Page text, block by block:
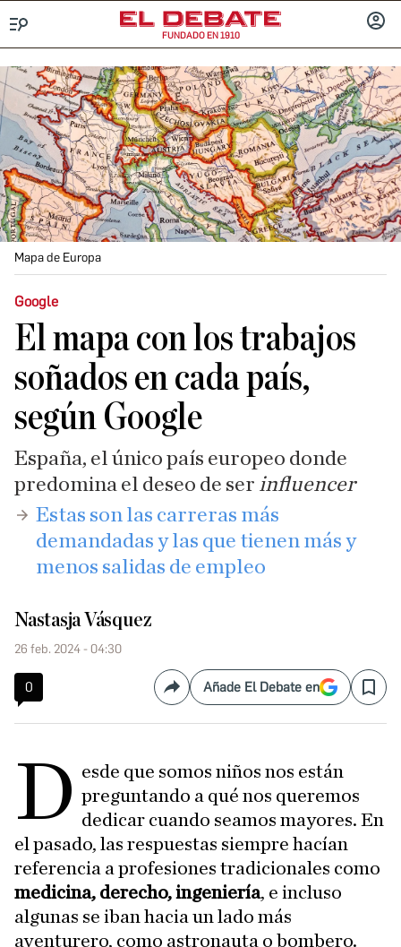
FUNDADO EN 1910
Mapa de Europa
Google
El mapa con los trabajos
soñados en cada país,
según Google
España, el único país europeo donde
predomina el deseo de ser influencer
Estas son las carreras más
demandadas y las que tienen más y
menos salidas de empleo
Nastasja Vásquez
26 feb. 2024 - 04:30
0 CompartirAñade El Debate en Save
D esde que somos niños nos están
preguntando a qué nos queremos
dedicar cuando seamos mayores. En
el pasado, las respuestas siempre hacían
referencia a profesiones tradicionales como
medicina, derecho, ingeniería, e incluso
algunas se iban hacia un lado más
aventurero, como astronauta o bombero.